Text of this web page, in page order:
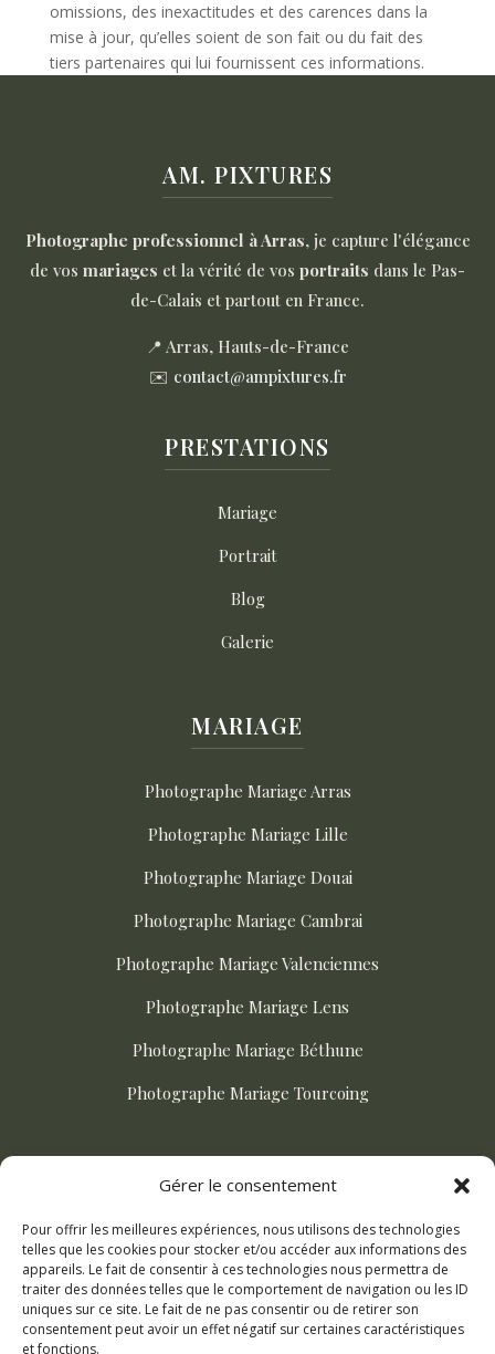
Gérer le consentement
Pour offrir les meilleures expériences, nous utilisons des technologies
telles que les cookies pour stocker et/ou accéder aux informations des
appareils. Le fait de consentir à ces technologies nous permettra de
traiter des données telles que le comportement de navigation ou les ID
uniques sur ce site. Le fait de ne pas consentir ou de retirer son
consentement peut avoir un effet négatif sur certaines caractéristiques
et fonctions.
omissions, des inexactitudes et des carences dans la
mise à jour, qu’elles soient de son fait ou du fait des
tiers partenaires qui lui fournissent ces informations.
AM. PIXTURES
Photographe professionnel à Arras, je capture l'élégance
de vos mariages et la vérité de vos portraits dans le Pas-
de-Calais et partout en France.
📍 Arras, Hauts-de-France
✉️ contact@ampixtures.fr
PRESTATIONS
Mariage
Portrait
Blog
Galerie
MARIAGE
Photographe Mariage Arras
Photographe Mariage Lille
Photographe Mariage Douai
Photographe Mariage Cambrai
Photographe Mariage Valenciennes
Photographe Mariage Lens
Photographe Mariage Béthune
Photographe Mariage Tourcoing
ACTUALITÉS
Comment choisir son photographe de mariage ?
Mariage champetre dans le Nord : le guide complet
Les plus beaux lieux de mariage dans le Pas-de-Calais